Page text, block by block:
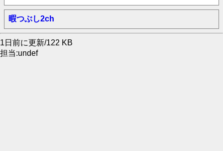
暇つぶし2ch
1日前に更新/122 KB
担当:undef